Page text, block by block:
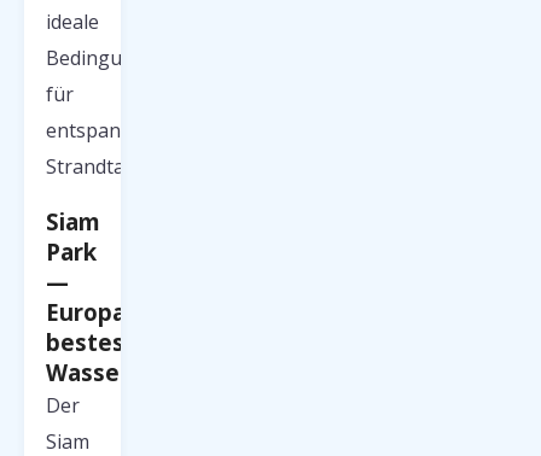
ideale
Bedingungen
für
entspannte
Strandtage.
Siam
Park
—
Europas
bestes
Wasservergnügen
Der
Siam